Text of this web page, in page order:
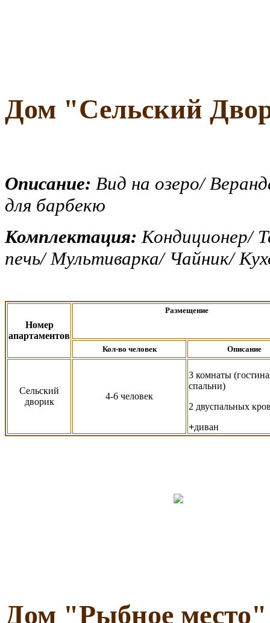
Дом "Сельский
Описание: Вид на озеро/
для барбекю
Комплектация: Кондиционер/
печь/ Мультиварка/ Чайник/
Номер
апартаментов
Размещение
Кол-во человек Описание
Сельский
дворик
4-6 человек
3 комнаты
спальни)
2 двуспальных
+диван
Дом "Рыбное место"